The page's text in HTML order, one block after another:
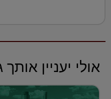
אולי יעניין אותך